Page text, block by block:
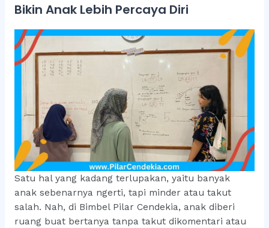
Bikin Anak Lebih Percaya Diri
Satu hal yang kadang terlupakan, yaitu banyak
anak sebenarnya ngerti, tapi minder atau takut
salah. Nah, di Bimbel Pilar Cendekia, anak diberi
ruang buat bertanya tanpa takut dikomentari atau